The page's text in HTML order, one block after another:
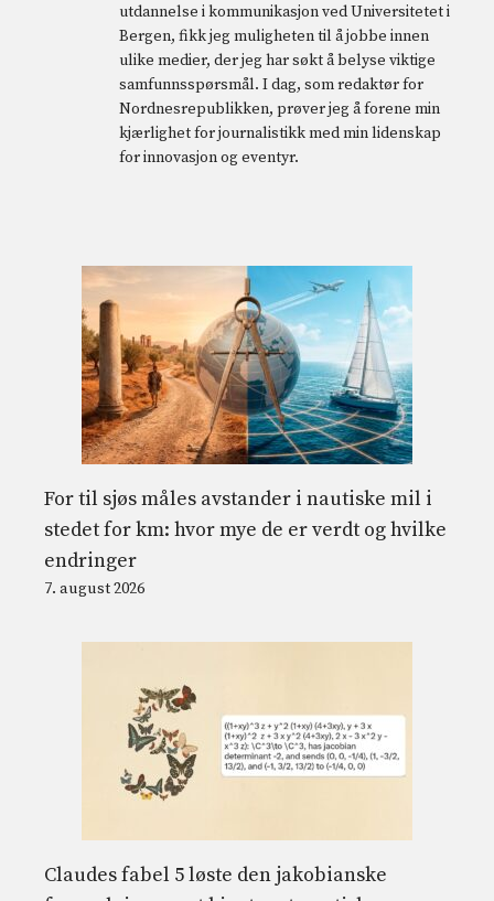
utdannelse i kommunikasjon ved Universitetet i
Bergen, fikk jeg muligheten til å jobbe innen
ulike medier, der jeg har søkt å belyse viktige
samfunnsspørsmål. I dag, som redaktør for
Nordnesrepublikken, prøver jeg å forene min
kjærlighet for journalistikk med min lidenskap
for innovasjon og eventyr.
For til sjøs måles avstander i nautiske mil i
stedet for km: hvor mye de er verdt og hvilke
endringer
7. august 2026
Claudes fabel 5 løste den jakobianske